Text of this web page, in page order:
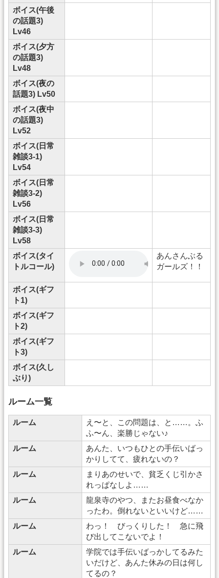
ボイス(午後
の話題3)
Lv46
ボイス(夕方
の話題3)
Lv48
ボイス(夜の
話題3) Lv50
ボイス(夜中
の話題3)
Lv52
ボイス(日常
雑談3-1)
Lv54
ボイス(日常
雑談3-2)
Lv56
ボイス(日常
雑談3-3)
Lv58
ボイス(タイ
トルコール)
あんさんぶる
ガールズ！！
ボイス(ギフ
ト1)
ボイス(ギフ
ト2)
ボイス(ギフ
ト3)
ボイス(久し
ぶり)
ルーム一覧
ルーム
え〜と、この問題は、と……。ふ
ふ〜ん、楽勝じゃない♪
ルーム
あんた、いつもひとの手伝いばっ
かりしてて、疲れないの？
ルーム
まりあのせいで、貧乏くじ引かさ
れっぱなしよ……
ルーム
龍泉寺のやつ、またお昼食べなか
ったわ。倒れないといいけど……
ルーム
わっ！ びっくりした！ 急に飛
び出してこないでよ！
ルーム
学院では手伝いばっかしてるみた
いだけど、あんた休みの日は何し
てるの？